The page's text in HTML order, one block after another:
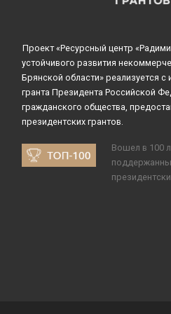
Проект «Ресурсный центр
устойчивого развития
Брянской области» реализуется с
гранта Президента Российской
гражданского общества,
президентских грантов.
Вошел в 100